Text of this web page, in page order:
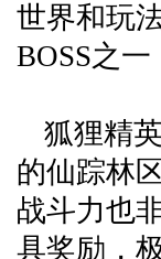
世界和玩
BOSS之
狐狸精
的仙踪林
战斗力也
具奖励，